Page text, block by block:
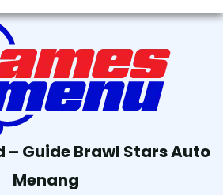
Guide Brawl Stars Auto
Menang